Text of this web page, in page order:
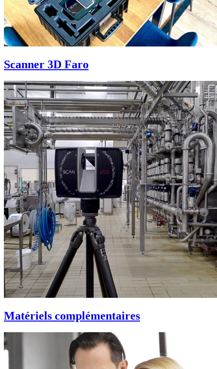
Scanner 3D Faro
Matériels complémentaires